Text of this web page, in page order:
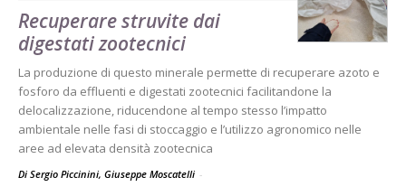
Recuperare struvite dai
digestati zootecnici
La produzione di questo minerale permette di recuperare azoto e
fosforo da effluenti e digestati zootecnici facilitandone la
delocalizzazione, riducendone al tempo stesso l’impatto
ambientale nelle fasi di stoccaggio e l’utilizzo agronomico nelle
aree ad elevata densità zootecnica
Di Sergio Piccinini, Giuseppe Moscatelli -